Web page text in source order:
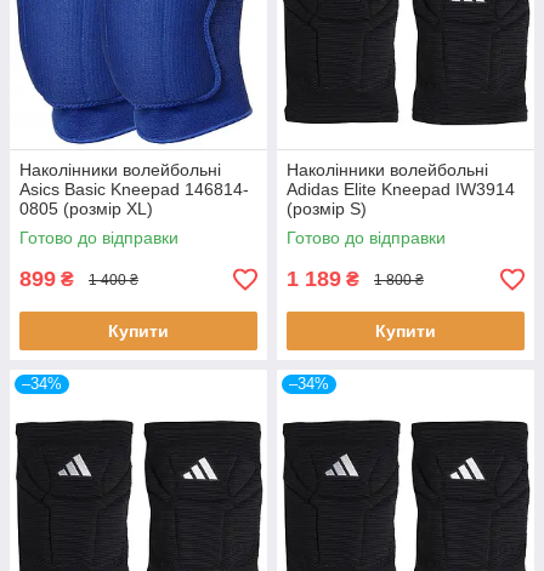
Наколінники волейбольні
Asics Basic Kneepad 146814-
0805 (розмір XL)
Готово до відправки
899 ₴ 1 400 ₴
Купити
Наколінники волейбольні
Adidas Elite Kneepad IW3914
(розмір S)
Готово до відправки
1 189 ₴ 1 800 ₴
Купити
–34% –34%